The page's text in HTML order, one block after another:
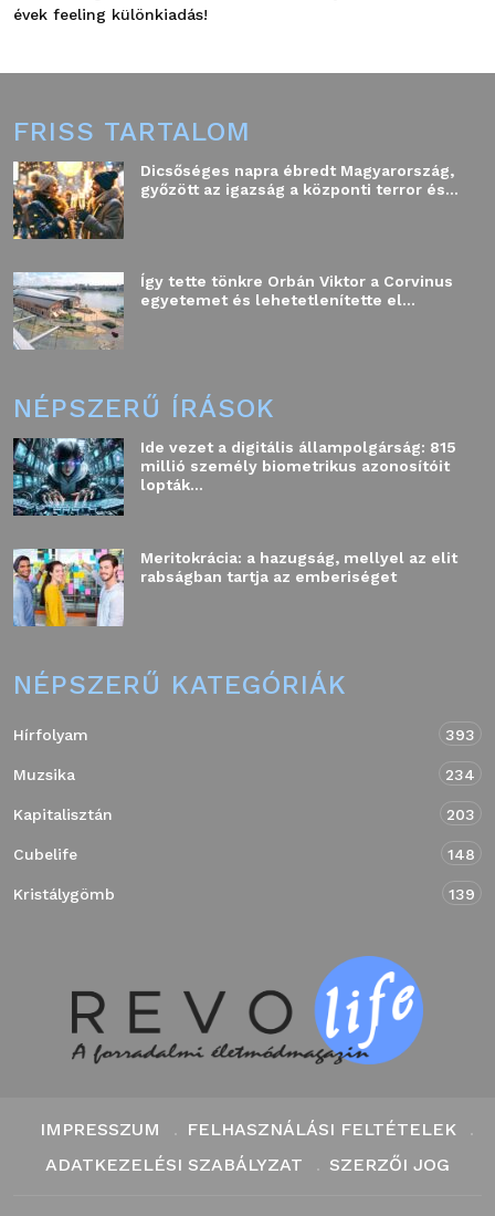
évek feeling különkiadás!
FRISS TARTALOM
Dicsőséges napra ébredt Magyarország,
győzött az igazság a központi terror és...
Így tette tönkre Orbán Viktor a Corvinus
egyetemet és lehetetlenítette el...
NÉPSZERŰ ÍRÁSOK
Ide vezet a digitális állampolgárság: 815
millió személy biometrikus azonosítóit
lopták...
Meritokrácia: a hazugság, mellyel az elit
rabságban tartja az emberiséget
NÉPSZERŰ KATEGÓRIÁK
Hírfolyam 393
Muzsika 234
Kapitalisztán 203
Cubelife 148
Kristálygömb 139
IMPRESSZUM
FELHASZNÁLÁSI FELTÉTELEK
ADATKEZELÉSI SZABÁLYZAT
SZERZŐI JOG